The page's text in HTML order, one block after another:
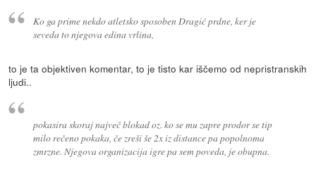
Ko ga prime nekdo atletsko sposoben Dragić prdne, ker je
seveda to njegova edina vrlina,
to je ta objektiven komentar, to je tisto kar iščemo od nepristranskih
ljudi..
pokasira skoraj največ blokad oz. ko se mu zapre prodor se tip
milo rečeno pokaka, če zreši še 2x iz distance pa popolnoma
zmrzne. Njegova organizacija igre pa sem poveda, je obupna.